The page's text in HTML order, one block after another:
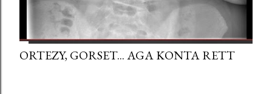
ORTEZY, GORSET... AGA KONTA RETT